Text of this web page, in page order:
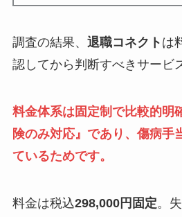
調査の結果、 退職コネクト は
認してから判断すべきサービ
料金体系は固定制で比較的明
険のみ対応』であり、傷病手
ているためです。
料金は税込298,000円固定。